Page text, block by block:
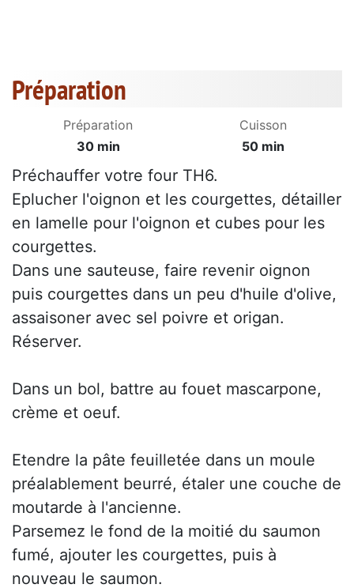
Préparation
Préparation
30 min
Cuisson
50 min
Préchauffer votre four TH6.
Eplucher l'oignon et les courgettes, détailler
en lamelle pour l'oignon et cubes pour les
courgettes.
Dans une sauteuse, faire revenir oignon
puis courgettes dans un peu d'huile d'olive,
assaisoner avec sel poivre et origan.
Réserver.
Dans un bol, battre au fouet mascarpone,
crème et oeuf.
Etendre la pâte feuilletée dans un moule
préalablement beurré, étaler une couche de
moutarde à l'ancienne.
Parsemez le fond de la moitié du saumon
fumé, ajouter les courgettes, puis à
nouveau le saumon.